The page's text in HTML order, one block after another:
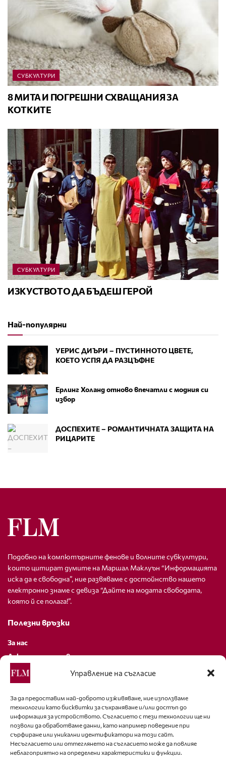
Управление на съгласие
За да предоставим най-доброто изживяване, ние използваме
технологии като бисквитки за съхраняване и/или достъп до
информация за устройството. Съгласието с тези технологии ще ни
позволи да обработваме данни, като например поведение при
сърфиране или уникални идентификатори на този сайт.
Несъгласието или оттеглянето на съгласието може да повлияе
неблагоприятно на определени характеристики и функции.
СУБКУЛТУРИ
8 МИТА И ПОГРЕШНИ СХВАЩАНИЯ ЗА
КОТКИТЕ
СУБКУЛТУРИ
ИЗКУСТВОТО ДА БЪДЕШ ГЕРОЙ
Най-популярни
УЕРИС ДИЪРИ – ПУСТИННОТО ЦВЕТЕ,
КОЕТО УСПЯ ДА РАЗЦЪФНЕ
Ерлинг Холанд отново впечатли с модния си
избор
ДОСПЕХИТЕ – РОМАНТИЧНАТА ЗАЩИТА НА
РИЦАРИТЕ
Подобно на компютърните фенове и волните субкултури,
които цитират думите на Маршал Маклуън “Информацията
иска да е свободна”, ние развяваме с достойнство нашето
електронно знаме с девиза “Дайте на модата свободата,
която й се полага!”.
Полезни връзки
За нас
Декларация за поверителност
Политика за бисквитки
За контакти
editor@fashion-lifestyle.net
+359 88 227 33 47
Последвайте ни